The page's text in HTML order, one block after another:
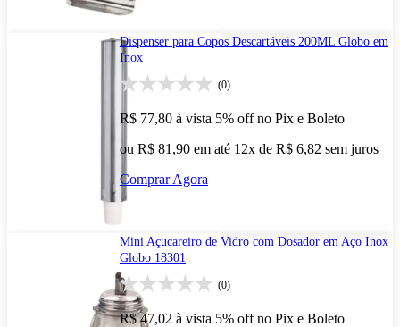
Dispenser para Copos Descartáveis 200ML Globo em
Inox
(0)
R$ 77,80 à vista 5% off no Pix e Boleto
ou R$ 81,90 em até 12x de R$ 6,82 sem juros
Comprar Agora
Mini Açucareiro de Vidro com Dosador em Aço Inox
Globo 18301
(0)
R$ 47,02 à vista 5% off no Pix e Boleto